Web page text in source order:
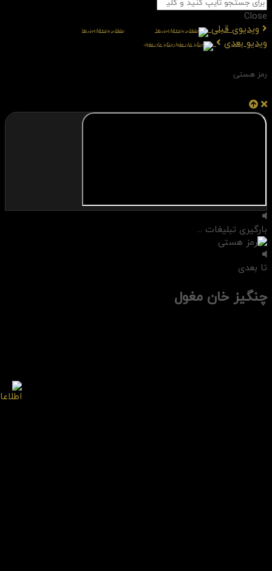
Close
ویدیوی قبلی
بشقاب پرنده فرازمینی‌ها
ویدیو بعدی چنگیز خان مغول
رمز هستی
بارگیری تبلیغات ...
تا بعدی
چنگیز خان مغول